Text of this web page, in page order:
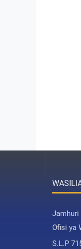
Jamhuri
Ofisi ya
S.L.P